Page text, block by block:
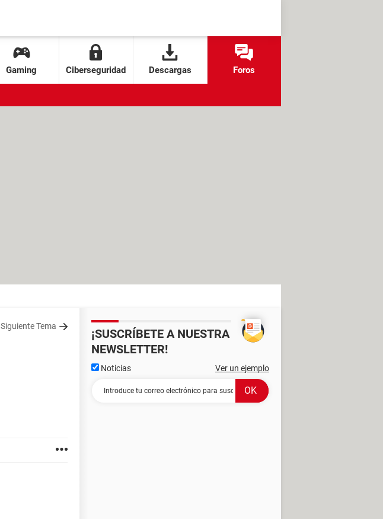
Gaming Ciberseguridad Descargas Foros
Siguiente Tema
¡SUSCRÍBETE A NUESTRA
NEWSLETTER!
Noticias Ver un ejemplo